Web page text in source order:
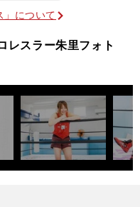
について
レスラー朱里フォト